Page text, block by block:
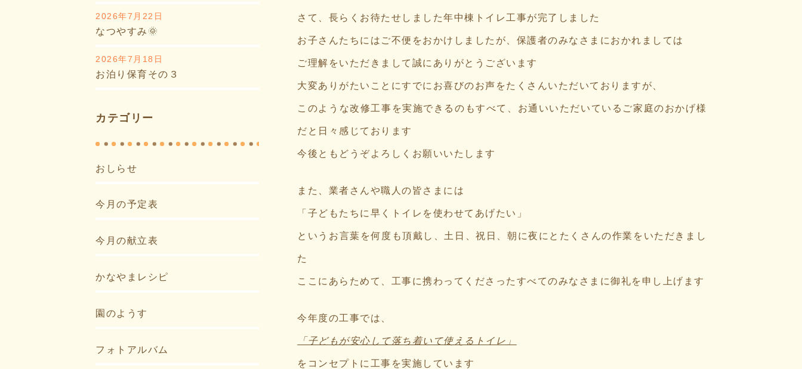
2026年7月22日
なつやすみ🌞
2026年7月18日
お泊り保育その３
カテゴリー
おしらせ
今月の予定表
今月の献立表
かなやまレシピ
園のようす
フォトアルバム
さて、長らくお待たせしました年中棟トイレ工事が完了しました
お子さんたちにはご不便をおかけしましたが、保護者のみなさまにおかれましては
ご理解をいただきまして誠にありがとうございます
大変ありがたいことにすでにお喜びのお声をたくさんいただいておりますが、
このような改修工事を実施できるのもすべて、お通いいただいているご家庭のおかげ様
だと日々感じております
今後ともどうぞよろしくお願いいたします
また、業者さんや職人の皆さまには
「子どもたちに早くトイレを使わせてあげたい」
というお言葉を何度も頂戴し、土日、祝日、朝に夜にとたくさんの作業をいただきまし
た
ここにあらためて、工事に携わってくださったすべてのみなさまに御礼を申し上げます
今年度の工事では、
「子どもが安心して落ち着いて使えるトイレ」
をコンセプトに工事を実施しています